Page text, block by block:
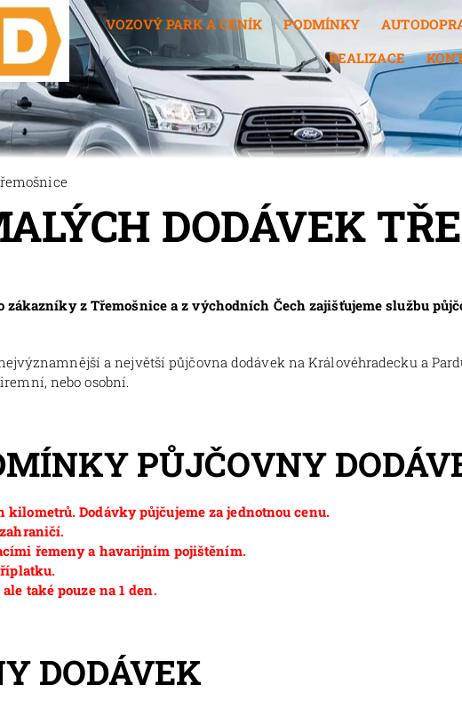
VOZOVÝ PARK A CENÍK PODMÍNKY
REALIZACE
DODÁVEK
zákazníky z Třemošnice a z východních Čech zajišťujeme službu
a největší půjčovna dodávek na Královéhradecku a
nebo osobní.
PŮJČOVNY
Dodávky půjčujeme za jednotnou cenu.
řemeny a havarijním pojištěním.
také pouze na 1 den.
DODÁVEK